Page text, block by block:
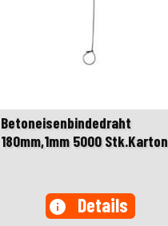
Betoneisenbindedraht
180mm,1mm 5000 Stk.Karton
info Details